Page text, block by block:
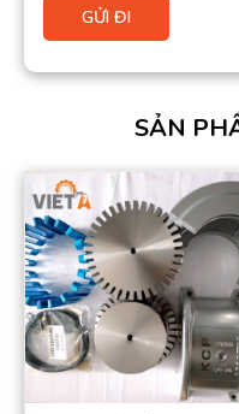
SẢN